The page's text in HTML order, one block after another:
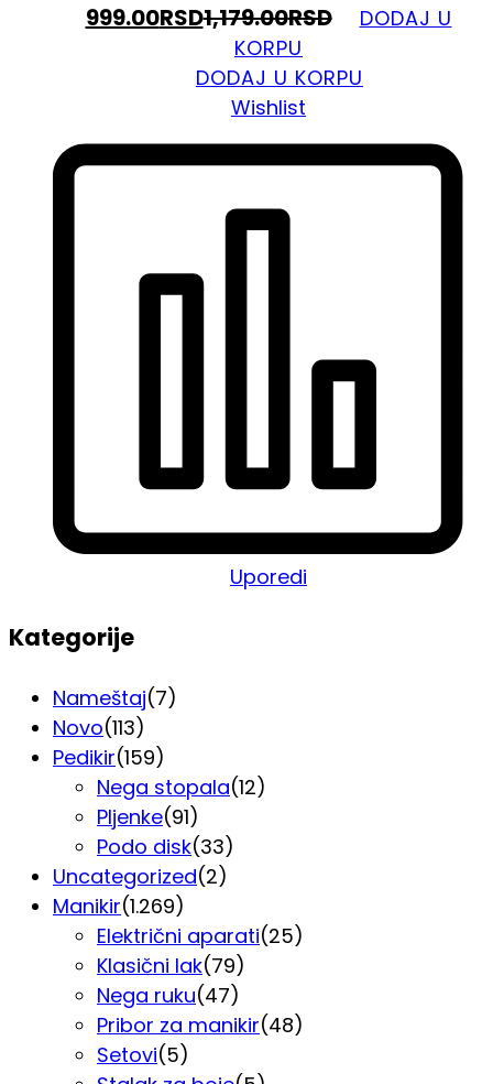
999.00RSD1,179.00RSD
DODAJ U
KORPU
DODAJ U KORPU
Wishlist
Uporedi
Kategorije
Nameštaj(7)
Novo(113)
Pedikir(159)
Nega stopala(12)
Pljenke(91)
Podo disk(33)
Uncategorized(2)
Manikir(1.269)
Električni aparati(25)
Klasični lak(79)
Nega ruku(47)
Pribor za manikir(48)
Setovi(5)